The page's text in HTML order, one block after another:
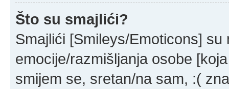
Što su smajlići?
Smajlići [Smileys/Emoticons]
emocije/razmišljanja osobe
smijem se, sretan/na sam, :(